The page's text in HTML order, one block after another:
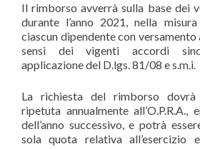
Il rimborso avverrà sulla base dei
durante l’anno 2021, nella
ciascun dipendente con versamento
sensi dei vigenti accordi
applicazione del D.lgs. 81/08 e s.m.i.
La richiesta del rimborso
ripetuta annualmente
dell’anno successivo, e potrà
sola quota relativa all’esercizio